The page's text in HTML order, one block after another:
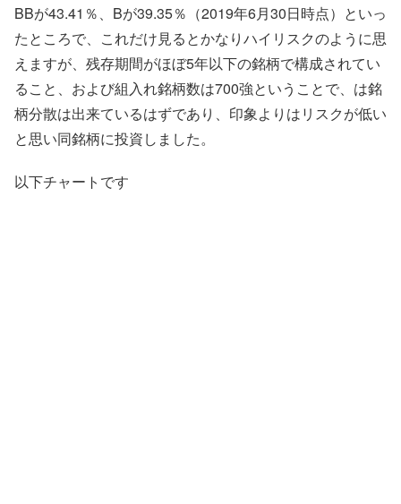
BBが43.41％、Bが39.35％（2019年6月30日時点）といっ
たところで、これだけ見るとかなりハイリスクのように思
えますが、残存期間がほぼ5年以下の銘柄で構成されてい
ること、および組入れ銘柄数は700強ということで、は銘
柄分散は出来ているはずであり、印象よりはリスクが低い
と思い同銘柄に投資しました。
以下チャートです